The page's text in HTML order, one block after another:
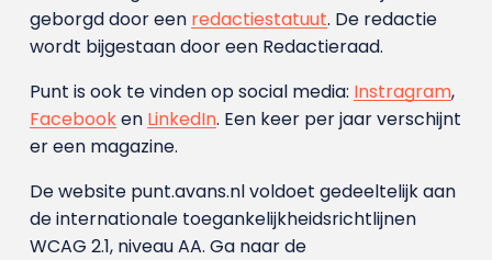
geborgd door een redactiestatuut. De redactie
wordt bijgestaan door een Redactieraad.
Punt is ook te vinden op social media: Instragram,
Facebooken LinkedIn. Een keer per jaar verschijnt
er een magazine.
De website punt.avans.nl voldoet gedeeltelijk aan
de internationale toegankelijkheidsrichtlijnen
WCAG 2.1, niveau AA. Ga naar de